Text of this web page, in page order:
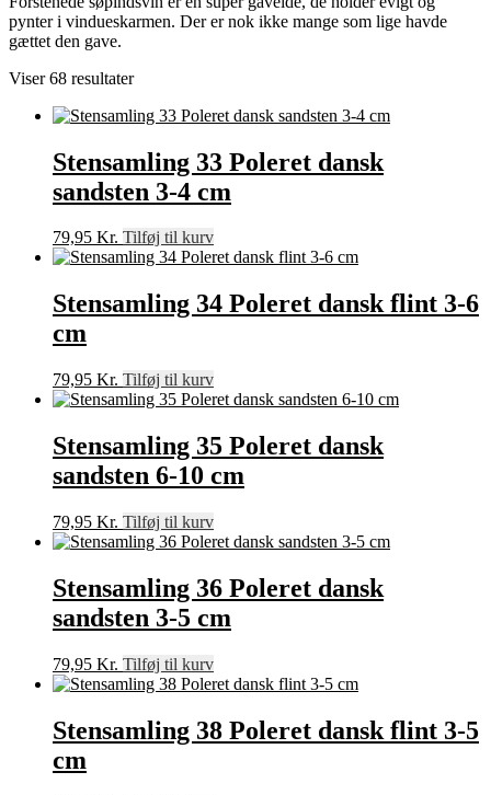
pynter i vindueskarmen. Der er nok ikke mange som lige havde
gættet den gave.
Viser 68 resultater
Stensamling 33 Poleret dansk
sandsten 3-4 cm
79,95 Kr. Tilføj til kurv
Stensamling 34 Poleret dansk flint 3-6
cm
79,95 Kr. Tilføj til kurv
Stensamling 35 Poleret dansk
sandsten 6-10 cm
79,95 Kr. Tilføj til kurv
Stensamling 36 Poleret dansk
sandsten 3-5 cm
79,95 Kr. Tilføj til kurv
Stensamling 38 Poleret dansk flint 3-5
cm